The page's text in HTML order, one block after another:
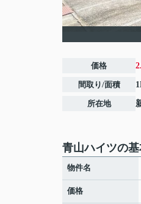
価格
間取り/面積
所在地
青山ハイツの
物件名
価格